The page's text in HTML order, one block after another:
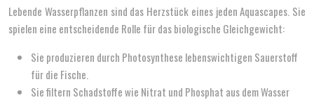
Lebende Wasserpflanzen sind das Herzstück eines jeden Aquascapes. Sie
spielen eine entscheidende Rolle für das biologische Gleichgewicht:
Sie produzieren durch Photosynthese lebenswichtigen Sauerstoff
für die Fische.
Sie filtern Schadstoffe wie Nitrat und Phosphat aus dem Wasser